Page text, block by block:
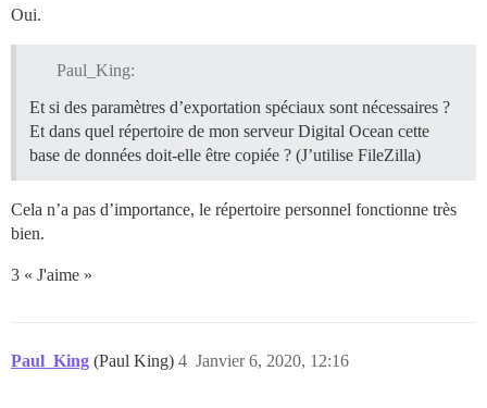
Oui.
Paul_King:
Et si des paramètres d’exportation spéciaux sont nécessaires ?
Et dans quel répertoire de mon serveur Digital Ocean cette
base de données doit-elle être copiée ? (J’utilise FileZilla)
Cela n’a pas d’importance, le répertoire personnel fonctionne très
bien.
3 « J'aime »
Paul_King (Paul King) Janvier 6, 2020, 12:16
4